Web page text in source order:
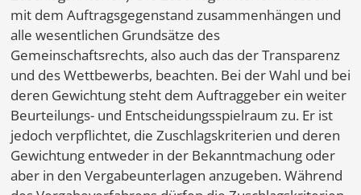
mit dem Auftragsgegenstand zusammenhängen und
alle wesentlichen Grundsätze des
Gemeinschaftsrechts, also auch das der Transparenz
und des Wettbewerbs, beachten. Bei der Wahl und bei
deren Gewichtung steht dem Auftraggeber ein weiter
Beurteilungs- und Entscheidungsspielraum zu. Er ist
jedoch verpflichtet, die Zuschlagskriterien und deren
Gewichtung entweder in der Bekanntmachung oder
aber in den Vergabeunterlagen anzugeben. Während